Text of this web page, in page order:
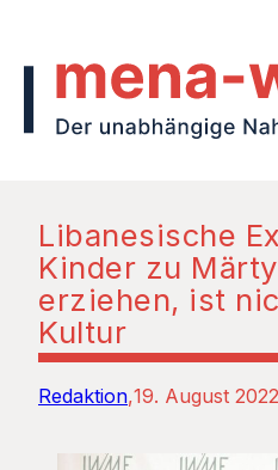
Libanesische
Kinder zu
erziehen, ist
Kultur
Redaktion 19. August 2022